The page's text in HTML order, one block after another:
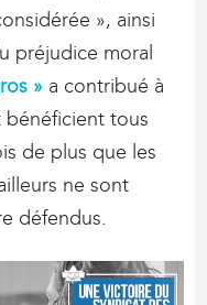
», ainsi
préjudice moral
» a contribué à
tous
de plus que les
ne sont
défendus.